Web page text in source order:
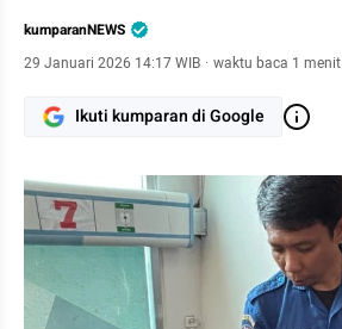
kumparanNEWS
29 Januari 2026 14:17 WIB · waktu baca 1 menit
Ikuti kumparan di Google